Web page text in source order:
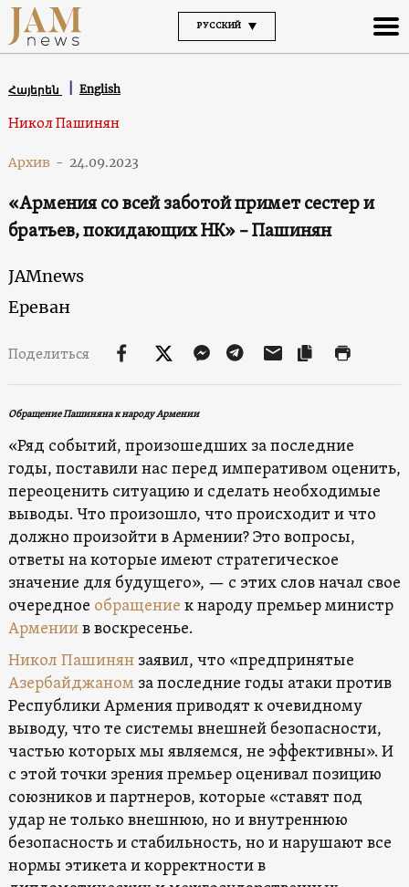
РУССКИЙ
Հայերեն English
Никол Пашинян
Архив - 24.09.2023
«Армения со всей заботой примет сестер и
братьев, покидающих НК» – Пашинян
JAMnews
Ереван
Поделиться
Обращение Пашиняна к народу Армении
«Ряд событий, произошедших за последние
годы, поставили нас перед императивом оценить,
переоценить ситуацию и сделать необходимые
выводы. Что произошло, что происходит и что
должно произойти в Армении? Это вопросы,
ответы на которые имеют стратегическое
значение для будущего», — с этих слов начал свое
очередное обращение к народу премьер министр
Армениив воскресенье.
Никол Пашинянзаявил, что «предпринятые
Азербайджаномза последние годы атаки против
Республики Армения приводят к очевидному
выводу, что те системы внешней безопасности,
частью которых мы являемся, не эффективны». И
с этой точки зрения премьер оценивал позицию
союзников и партнеров, которые «ставят под
удар не только внешнюю, но и внутреннюю
безопасность и стабильность, но и нарушают все
нормы этикета и корректности в